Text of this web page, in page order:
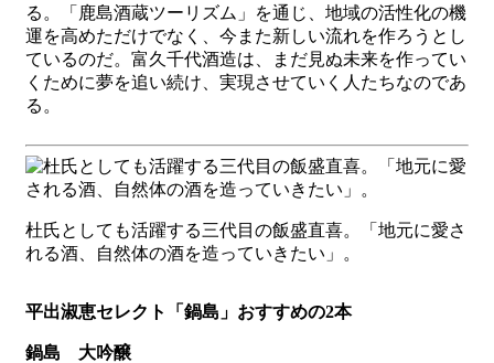
る。「鹿島酒蔵ツーリズム」を通じ、地域の活性化の機
運を高めただけでなく、今また新しい流れを作ろうとし
ているのだ。富久千代酒造は、まだ見ぬ未来を作ってい
くために夢を追い続け、実現させていく人たちなのであ
る。
杜氏としても活躍する三代目の飯盛直喜。「地元に愛さ
れる酒、自然体の酒を造っていきたい」。
平出淑恵セレクト「鍋島」おすすめの2本
鍋島 大吟醸